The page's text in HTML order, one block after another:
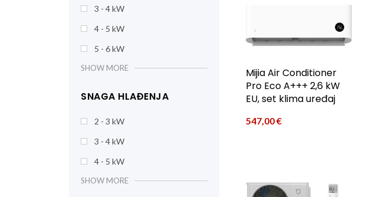
Mijia Air Conditioner
Pro Eco A+++ 2,6 kW
EU, set klima uređaj
547,00€
3 - 4 kW
4 - 5 kW
5 - 6 kW
SHOW MORE
SNAGA HLAĐENJA
2 - 3 kW
3 - 4 kW
4 - 5 kW
SHOW MORE